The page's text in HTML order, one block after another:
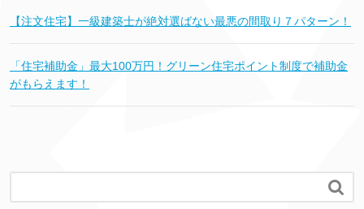
【注文住宅】一級建築士が絶対選ばない最悪の間取り７パターン！
「住宅補助金」最大100万円！グリーン住宅ポイント制度で補助金
がもらえます！
